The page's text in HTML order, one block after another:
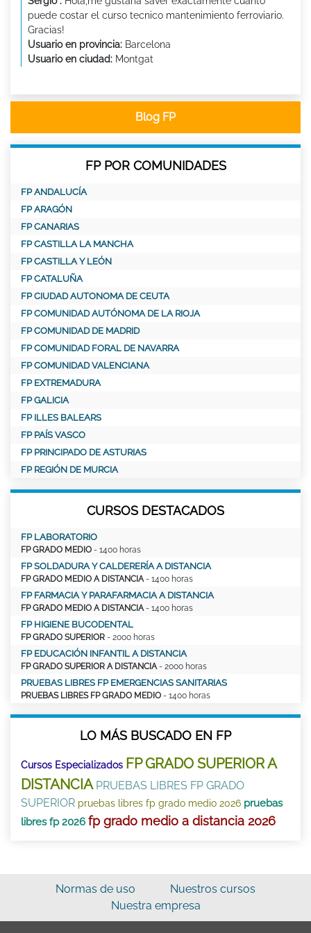
puede costar el curso tecnico mantenimiento ferroviario.
Gracias!
Usuario en provincia: Barcelona
Usuario en ciudad: Montgat
Blog FP
FP POR COMUNIDADES
FP ANDALUCÍA
FP ARAGÓN
FP CANARIAS
FP CASTILLA LA MANCHA
FP CASTILLA Y LEÓN
FP CATALUÑA
FP CIUDAD AUTONOMA DE CEUTA
FP COMUNIDAD AUTÓNOMA DE LA RIOJA
FP COMUNIDAD DE MADRID
FP COMUNIDAD FORAL DE NAVARRA
FP COMUNIDAD VALENCIANA
FP EXTREMADURA
FP GALICIA
FP ILLES BALEARS
FP PAÍS VASCO
FP PRINCIPADO DE ASTURIAS
FP REGIÓN DE MURCIA
CURSOS DESTACADOS
FP LABORATORIO
FP GRADO MEDIO - 1400 horas
FP SOLDADURA Y CALDERERÍA A DISTANCIA
FP GRADO MEDIO A DISTANCIA - 1400 horas
FP FARMACIA Y PARAFARMACIA A DISTANCIA
FP GRADO MEDIO A DISTANCIA - 1400 horas
FP HIGIENE BUCODENTAL
FP GRADO SUPERIOR - 2000 horas
FP EDUCACIÓN INFANTIL A DISTANCIA
FP GRADO SUPERIOR A DISTANCIA - 2000 horas
PRUEBAS LIBRES FP EMERGENCIAS SANITARIAS
PRUEBAS LIBRES FP GRADO MEDIO - 1400 horas
LO MÁS BUSCADO EN FP
Cursos Especializados FP GRADO SUPERIOR A
DISTANCIA PRUEBAS LIBRES FP GRADO
SUPERIOR pruebas libres fp grado medio 2026 pruebas
libres fp 2026 fp grado medio a distancia 2026
Normas de uso
Nuestros cursos
Nuestra empresa